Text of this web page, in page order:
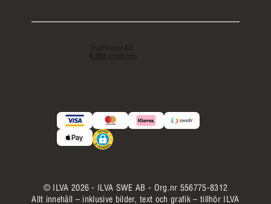
© ILVA 2026 - ILVA SWE AB - Org.nr 556775-8312
Allt innehåll – inklusive bilder, text och grafik – tillhör ILVA